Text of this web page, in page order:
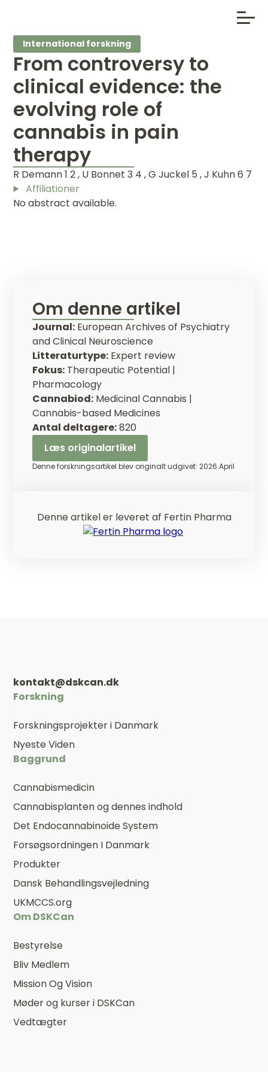
International forskning
From controversy to
clinical evidence: the
evolving role of
cannabis in pain
therapy
R Demann 1 2 , U Bonnet 3 4 , G Juckel 5 , J Kuhn 6 7
Affiliationer
No abstract available.
Om denne artikel
Journal: European Archives of Psychiatry
and Clinical Neuroscience
Litteraturtype: Expert review
Fokus: Therapeutic Potential |
Pharmacology
Cannabiod: Medicinal Cannabis |
Cannabis-based Medicines
Antal deltagere:820
Læs originalartikel
Denne forskningsartikel blev originalt udgivet: 2026 April
Denne artikel er leveret af Fertin Pharma
kontakt@dskcan.dk
Forskning
Forskningsprojekter i Danmark
Nyeste Viden
Baggrund
Cannabismedicin
Cannabisplanten og dennes indhold
Det Endocannabinoide System
Forsøgsordningen I Danmark
Produkter
Dansk Behandlingsvejledning
UKMCCS.org
Om DSKCan
Bestyrelse
Bliv Medlem
Mission Og Vision
Møder og kurser i DSKCan
Vedtægter